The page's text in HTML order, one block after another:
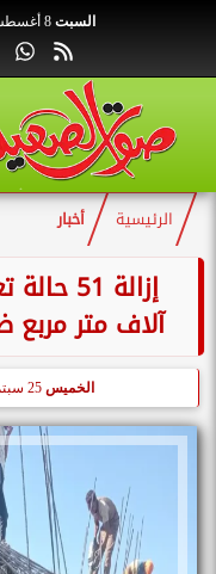
السبت 8 أغسطس 2026
الرئيسية أخبار
آلاف متر مربع ضمن
الخميس